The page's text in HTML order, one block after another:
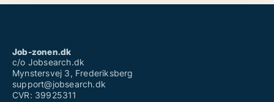
Job-zonen.dk
c/o Jobsearch.dk
Mynstersvej 3, Frederiksberg
support@jobsearch.dk
CVR: 39925311